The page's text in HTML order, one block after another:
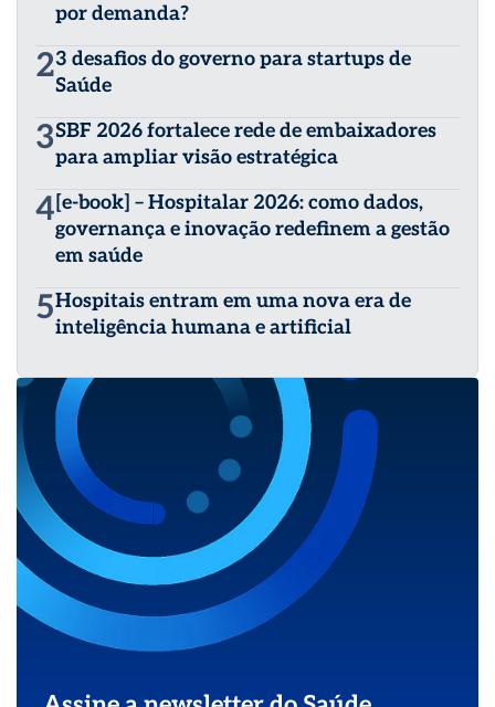
por demanda?
23 desafios do governo para startups de
Saúde
3SBF 2026 fortalece rede de embaixadores
para ampliar visão estratégica
4[e-book] – Hospitalar 2026: como dados,
governança e inovação redefinem a gestão
em saúde
5Hospitais entram em uma nova era de
inteligência humana e artificial